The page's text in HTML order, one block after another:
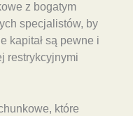
z bogatym
specjalistów, by
kapitał są pewne i
restrykcyjnymi
które